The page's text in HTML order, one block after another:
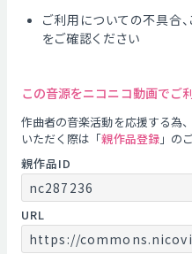
ご利用についての不具合
をご確認ください
この音源をニコニコ動画でご
作曲者の音楽活動を応援する為
いただく際は「親作品登録」の
親作品ID
nc287236
URL
https://